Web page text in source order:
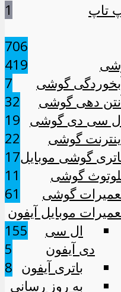
تاپ
1
706
419
گوشی
7
دهی گوشی
32
سی دی گوشی 19
گوشی
22
گوشی موبایل17
گوشی
11
گوشی
61
موبایل آیفون
155
ال سی
دی آیفون
5
باتری آیفون 8
به روز رسانی